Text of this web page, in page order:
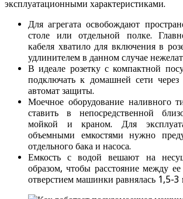
эксплуатационными характеристиками.
Для агрегата освобождают
столе или отдельной полке.
кабеля хватило для включения в
удлинителем в данном случае
В идеале розетку с компактной
подключать к домашней сети через
автомат защиты.
Моечное оборудование наливного
ставить в непосредственной
мойкой и краном. Для
объемными емкостями нужно
отдельного бака и насоса.
Емкость с водой вешают на
образом, чтобы расстояние между
отверстием машинки равнялась 1,5-3